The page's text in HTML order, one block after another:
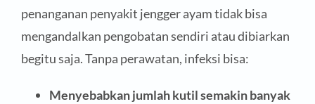
penanganan penyakit jengger ayam tidak bisa
mengandalkan pengobatan sendiri atau dibiarkan
begitu saja. Tanpa perawatan, infeksi bisa:
Menyebabkan jumlah kutil semakin banyak